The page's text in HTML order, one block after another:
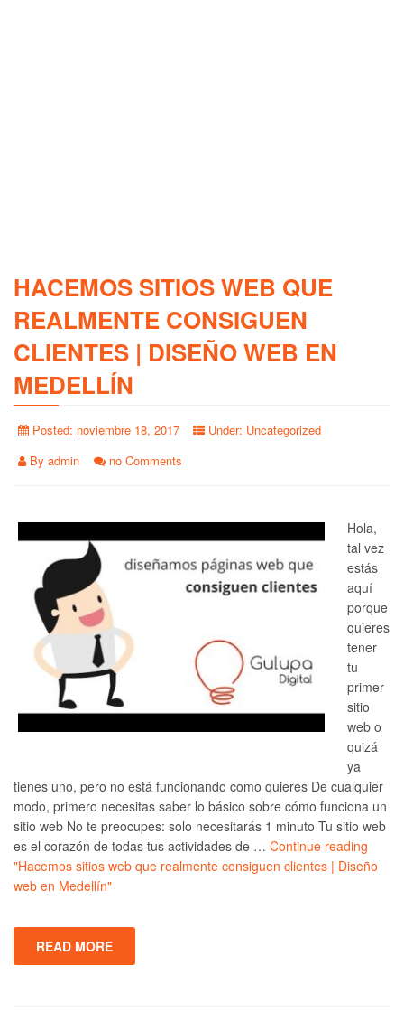
HACEMOS SITIOS WEB QUE
REALMENTE CONSIGUEN
CLIENTES | DISEÑO WEB EN
MEDELLÍN
Posted: noviembre 18, 2017 Under: Uncategorized
By admin no Comments
Hola,
tal vez
estás
aquí
porque
quieres
tener
tu
primer
sitio
web o
quizá
ya
tienes uno, pero no está funcionando como quieres De cualquier
modo, primero necesitas saber lo básico sobre cómo funciona un
sitio web No te preocupes: solo necesitarás 1 minuto Tu sitio web
es el corazón de todas tus actividades de … Continue reading
"Hacemos sitios web que realmente consiguen clientes | Diseño
web en Medellín"
READ MORE